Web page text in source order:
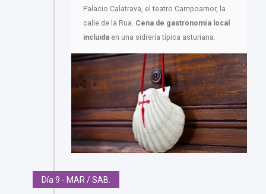
Palacio Calatrava, el teatro Campoamor, la
calle de la Rua. Cena de gastronomía local
incluida en una sidrería típica asturiana.
Día 9 - MAR / SAB.